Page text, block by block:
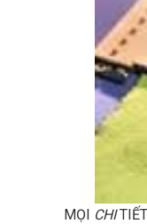
MỌI CHI